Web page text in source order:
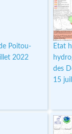
Poitou-
2022
Etat
des
15